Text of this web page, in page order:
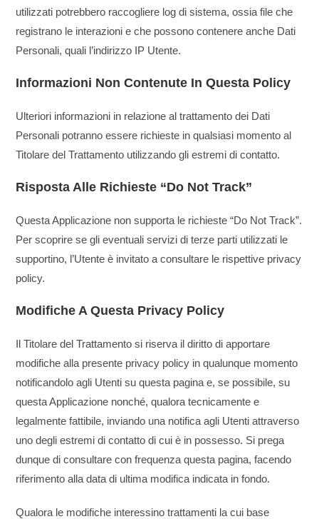
utilizzati potrebbero raccogliere log di sistema, ossia file che
registrano le interazioni e che possono contenere anche Dati
Personali, quali l’indirizzo IP Utente.
Informazioni Non Contenute In Questa Policy
Ulteriori informazioni in relazione al trattamento dei Dati
Personali potranno essere richieste in qualsiasi momento al
Titolare del Trattamento utilizzando gli estremi di contatto.
Risposta Alle Richieste “Do Not Track”
Questa Applicazione non supporta le richieste “Do Not Track”.
Per scoprire se gli eventuali servizi di terze parti utilizzati le
supportino, l’Utente è invitato a consultare le rispettive privacy
policy.
Modifiche A Questa Privacy Policy
Il Titolare del Trattamento si riserva il diritto di apportare
modifiche alla presente privacy policy in qualunque momento
notificandolo agli Utenti su questa pagina e, se possibile, su
questa Applicazione nonché, qualora tecnicamente e
legalmente fattibile, inviando una notifica agli Utenti attraverso
uno degli estremi di contatto di cui è in possesso. Si prega
dunque di consultare con frequenza questa pagina, facendo
riferimento alla data di ultima modifica indicata in fondo.
Qualora le modifiche interessino trattamenti la cui base